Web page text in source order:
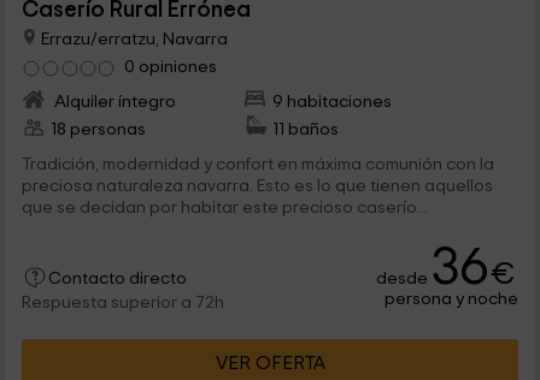
Caserío Rural Errónea
Errazu/erratzu, Navarra
0 opiniones
Alquiler íntegro
9 habitaciones
18 personas
11 baños
Tradición, modernidad y confort en máxima comunión con la
preciosa naturaleza navarra. Esto es lo que tienen aquellos
que se decidan por habitar este precioso caserío...
Contacto directo
Respuesta superior a 72h
desde 36€
persona y noche
VER OFERTA